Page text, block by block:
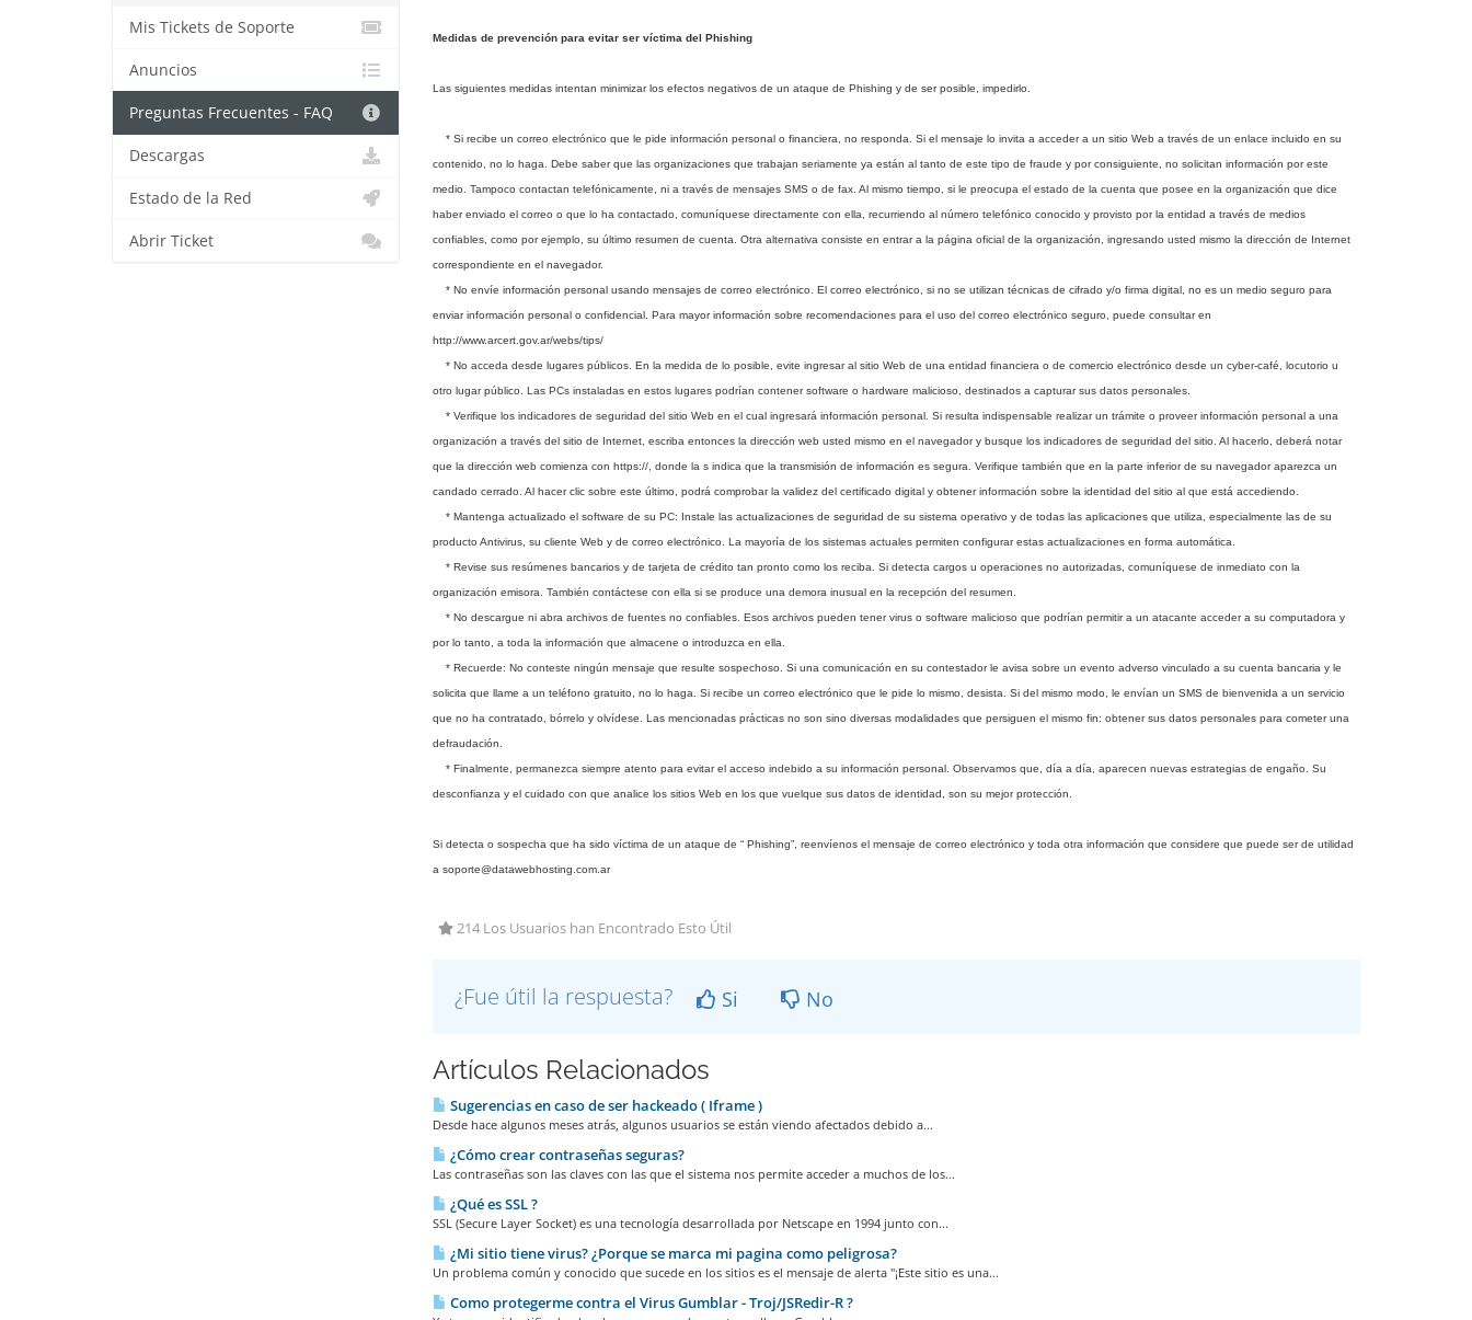
Medidas de prevención para evitar ser víctima del Phishing
Las siguientes medidas intentan minimizar los efectos negativos de un ataque de Phishing y de ser posible, impedirlo.
* Si recibe un correo electrónico que le pide información personal o financiera, no responda. Si el mensaje lo invita a acceder a un sitio Web a través de un enlace incluido en su
contenido, no lo haga. Debe saber que las organizaciones que trabajan seriamente ya están al tanto de este tipo de fraude y por consiguiente, no solicitan información por este
medio. Tampoco contactan telefónicamente, ni a través de mensajes SMS o de fax. Al mismo tiempo, si le preocupa el estado de la cuenta que posee en la organización que dice
haber enviado el correo o que lo ha contactado, comuníquese directamente con ella, recurriendo al número telefónico conocido y provisto por la entidad a través de medios
confiables, como por ejemplo, su último resumen de cuenta. Otra alternativa consiste en entrar a la página oficial de la organización, ingresando usted mismo la dirección de Internet
correspondiente en el navegador.
* No envíe información personal usando mensajes de correo electrónico. El correo electrónico, si no se utilizan técnicas de cifrado y/o firma digital, no es un medio seguro para
enviar información personal o confidencial. Para mayor información sobre recomendaciones para el uso del correo electrónico seguro, puede consultar en
http://www.arcert.gov.ar/webs/tips/
* No acceda desde lugares públicos. En la medida de lo posible, evite ingresar al sitio Web de una entidad financiera o de comercio electrónico desde un cyber-café, locutorio u
otro lugar público. Las PCs instaladas en estos lugares podrían contener software o hardware malicioso, destinados a capturar sus datos personales.
* Verifique los indicadores de seguridad del sitio Web en el cual ingresará información personal. Si resulta indispensable realizar un trámite o proveer información personal a una
organización a través del sitio de Internet, escriba entonces la dirección web usted mismo en el navegador y busque los indicadores de seguridad del sitio. Al hacerlo, deberá notar
que la dirección web comienza con https://, donde la s indica que la transmisión de información es segura. Verifique también que en la parte inferior de su navegador aparezca un
candado cerrado. Al hacer clic sobre este último, podrá comprobar la validez del certificado digital y obtener información sobre la identidad del sitio al que está accediendo.
* Mantenga actualizado el software de su PC: Instale las actualizaciones de seguridad de su sistema operativo y de todas las aplicaciones que utiliza, especialmente las de su
producto Antivirus, su cliente Web y de correo electrónico. La mayoría de los sistemas actuales permiten configurar estas actualizaciones en forma automática.
* Revise sus resúmenes bancarios y de tarjeta de crédito tan pronto como los reciba. Si detecta cargos u operaciones no autorizadas, comuníquese de inmediato con la
organización emisora. También contáctese con ella si se produce una demora inusual en la recepción del resumen.
* No descargue ni abra archivos de fuentes no confiables. Esos archivos pueden tener virus o software malicioso que podrían permitir a un atacante acceder a su computadora y
por lo tanto, a toda la información que almacene o introduzca en ella.
* Recuerde: No conteste ningún mensaje que resulte sospechoso. Si una comunicación en su contestador le avisa sobre un evento adverso vinculado a su cuenta bancaria y le
solicita que llame a un teléfono gratuito, no lo haga. Si recibe un correo electrónico que le pide lo mismo, desista. Si del mismo modo, le envían un SMS de bienvenida a un servicio
que no ha contratado, bórrelo y olvídese. Las mencionadas prácticas no son sino diversas modalidades que persiguen el mismo fin: obtener sus datos personales para cometer una
defraudación.
* Finalmente, permanezca siempre atento para evitar el acceso indebido a su información personal. Observamos que, día a día, aparecen nuevas estrategias de engaño. Su
desconfianza y el cuidado con que analice los sitios Web en los que vuelque sus datos de identidad, son su mejor protección.
Si detecta o sospecha que ha sido víctima de un ataque de “ Phishing”, reenvíenos el mensaje de correo electrónico y toda otra información que considere que puede ser de utilidad
a soporte@datawebhosting.com.ar
214 Los Usuarios han Encontrado Esto Útil
¿Fue útil la respuesta? Si No
Artículos Relacionados
Sugerencias en caso de ser hackeado ( Iframe )
Desde hace algunos meses atrás, algunos usuarios se están viendo afectados debido a...
¿Cómo crear contraseñas seguras?
Las contraseñas son las claves con las que el sistema nos permite acceder a muchos de los...
¿Qué es SSL ?
SSL (Secure Layer Socket) es una tecnología desarrollada por Netscape en 1994 junto con...
¿Mi sitio tiene virus? ¿Porque se marca mi pagina como peligrosa?
Un problema común y conocido que sucede en los sitios es el mensaje de alerta "¡Este sitio es una...
Como protegerme contra el Virus Gumblar - Troj/JSRedir-R ?
Mis Tickets de Soporte
Anuncios
Preguntas Frecuentes - FAQ
Descargas
Estado de la Red
Abrir Ticket